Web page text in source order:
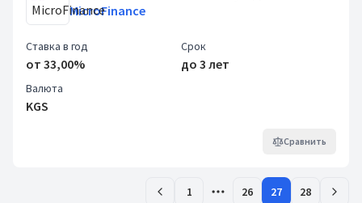
MicroFinance
Ставка в год
от 33,00%
Срок
до 3 лет
Валюта
KGS
Сравнить
1 26 27 28